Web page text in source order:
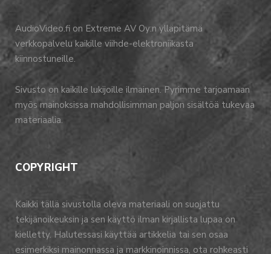
AudioVideo.fi on Extreme AV Oy:n ylläpitämä
verkkopalvelu kaikille viihde-elektroniikasta
kiinnostuneille.
Sivusto on kaikille lukijoille ilmainen. Pyrimme tarjoamaan
myös mainoksissa mahdollisimman paljon sisältöä tukevaa
materiaalia.
COPYRIGHT
Kaikki tällä sivustolla oleva materiaali on suojattu
tekijänoikeuksin ja sen käyttö ilman kirjallista lupaa on
kielletty. Halutessasi käyttää artikkelia tai sen osaa
esimerkiksi mainonnassa ja markkinoinnissa, ota rohkeasti